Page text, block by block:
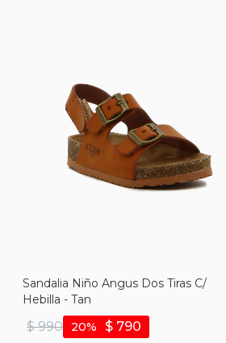
Sandalia Niño Angus Dos Tiras C/
Hebilla - Tan
$ 990 $ 790
20